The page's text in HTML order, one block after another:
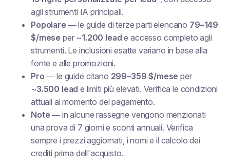
agli strumenti IA principali.
Popolare — le guide di terze parti elencano 79–149
$/mese per ~1.200 lead e accesso completo agli
strumenti. Le inclusioni esatte variano in base alla
fonte e alle promozioni.
Pro — le guide citano 299–359 $/mese per
~3.500 lead e limiti più elevati. Verifica le condizioni
attuali al momento del pagamento.
Note — in alcune rassegne vengono menzionati
una prova di 7 giorni e sconti annuali. Verifica
sempre i prezzi aggiornati, i nomi e il calcolo dei
crediti prima dell'acquisto.